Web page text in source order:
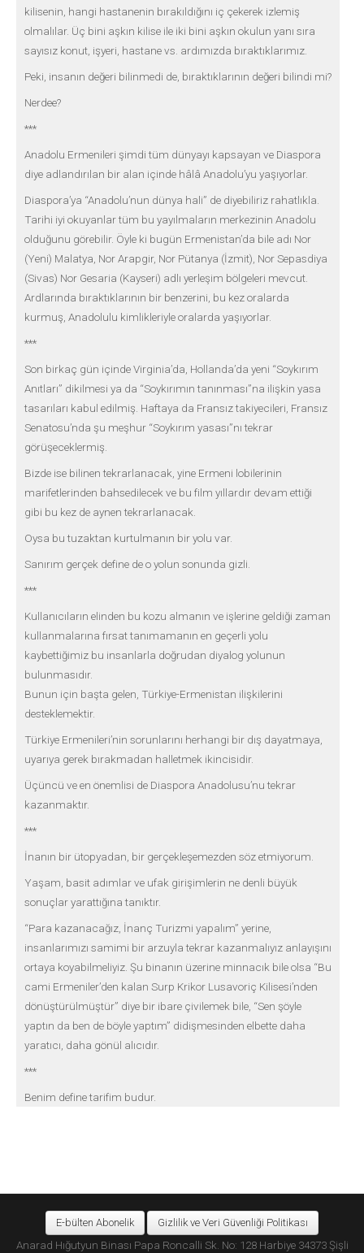
kilisenin, hangi hastanenin bırakıldığını iç çekerek izlemiş
olmalılar. Üç bini aşkın kilise ile iki bini aşkın okulun yanı sıra
sayısız konut, işyeri, hastane vs. ardımızda bıraktıklarımız.
Peki, insanın değeri bilinmedi de, bıraktıklarının değeri bilindi mi?
Nerdee?
***
Anadolu Ermenileri şimdi tüm dünyayı kapsayan ve Diaspora
diye adlandırılan bir alan içinde hâlâ Anadolu’yu yaşıyorlar.
Diaspora’ya “Anadolu’nun dünya hali” de diyebiliriz rahatlıkla.
Tarihi iyi okuyanlar tüm bu yayılmaların merkezinin Anadolu
olduğunu görebilir. Öyle ki bugün Ermenistan’da bile adı Nor
(Yeni) Malatya, Nor Arapgir, Nor Pütanya (İzmit), Nor Sepasdiya
(Sivas) Nor Gesaria (Kayseri) adlı yerleşim bölgeleri mevcut.
Ardlarında bıraktıklarının bir benzerini, bu kez oralarda
kurmuş, Anadolulu kimlikleriyle oralarda yaşıyorlar.
***
Son birkaç gün içinde Virginia’da, Hollanda’da yeni “Soykırım
Anıtları” dikilmesi ya da “Soykırımın tanınması”na ilişkin yasa
tasarıları kabul edilmiş. Haftaya da Fransız takiyecileri, Fransız
Senatosu’nda şu meşhur “Soykırım yasası”nı tekrar
görüşeceklermiş.
Bizde ise bilinen tekrarlanacak, yine Ermeni lobilerinin
marifetlerinden bahsedilecek ve bu film yıllardır devam ettiği
gibi bu kez de aynen tekrarlanacak.
Oysa bu tuzaktan kurtulmanın bir yolu var.
Sanırım gerçek define de o yolun sonunda gizli.
***
Kullanıcıların elinden bu kozu almanın ve işlerine geldiği zaman
kullanmalarına fırsat tanımamanın en geçerli yolu
kaybettiğimiz bu insanlarla doğrudan diyalog yolunun
bulunmasıdır.
Bunun için başta gelen, Türkiye-Ermenistan ilişkilerini
desteklemektir.
Türkiye Ermenileri’nin sorunlarını herhangi bir dış dayatmaya,
uyarıya gerek bırakmadan halletmek ikincisidir.
Üçüncü ve en önemlisi de Diaspora Anadolusu’nu tekrar
kazanmaktır.
***
İnanın bir ütopyadan, bir gerçekleşemezden söz etmiyorum.
Yaşam, basit adımlar ve ufak girişimlerin ne denli büyük
sonuçlar yarattığına tanıktır.
“Para kazanacağız, İnanç Turizmi yapalım” yerine,
insanlarımızı samimi bir arzuyla tekrar kazanmalıyız anlayışını
ortaya koyabilmeliyiz. Şu binanın üzerine minnacık bile olsa “Bu
cami Ermeniler’den kalan Surp Krikor Lusavoriç Kilisesi’nden
dönüştürülmüştür” diye bir ibare çivilemek bile, “Sen şöyle
yaptın da ben de böyle yaptım” didişmesinden elbette daha
yaratıcı, daha gönül alıcıdır.
***
Benim define tarifim budur.
E-bülten Abonelik Gizlilik ve Veri Güvenliği Politikası
Anarad Hığutyun Binası Papa Roncalli Sk. No: 128 Harbiye 34373 Şişli